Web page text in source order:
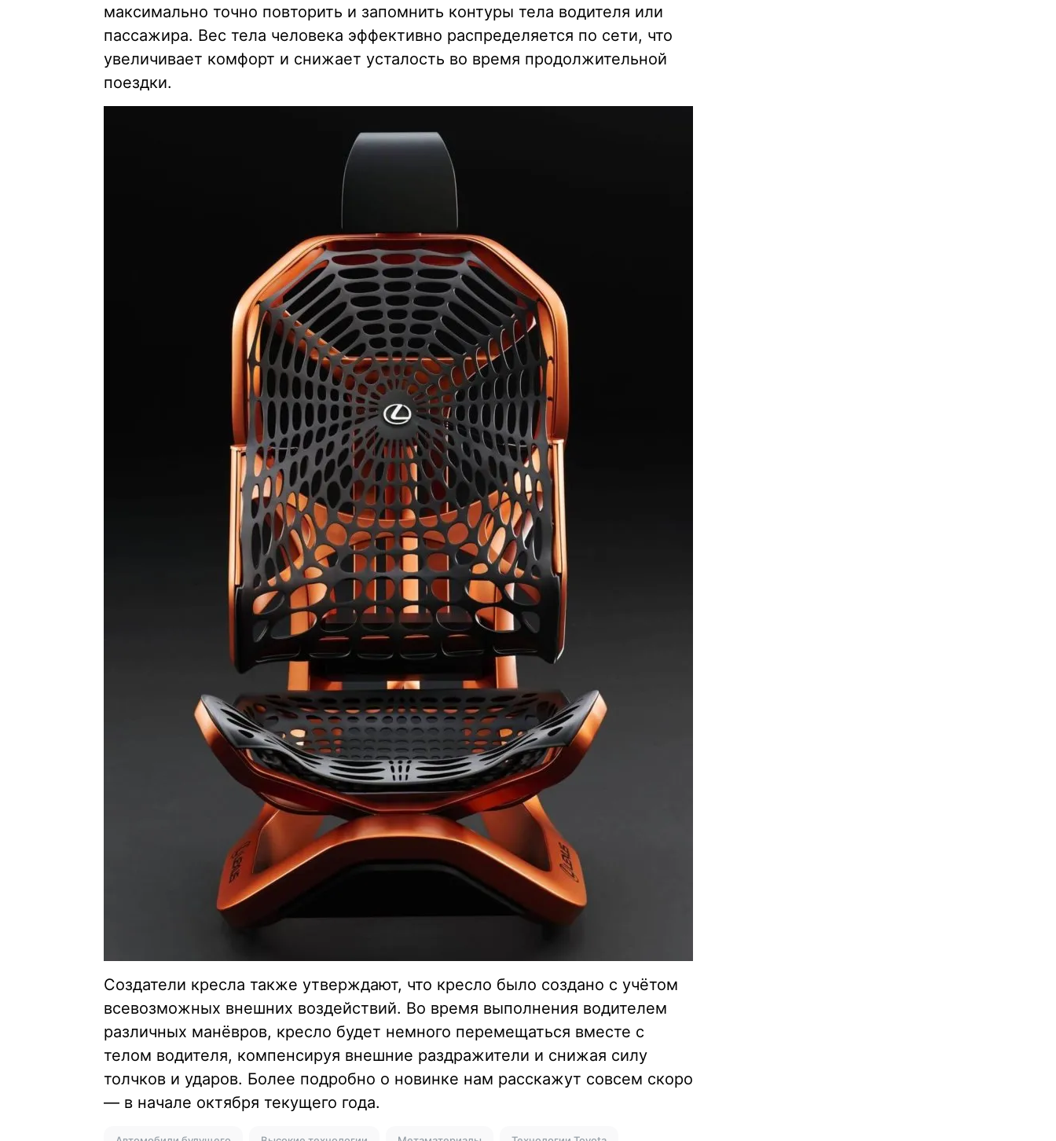
максимально точно повторить и запомнить контуры тела водителя или
пассажира. Вес тела человека эффективно распределяется по сети, что
увеличивает комфорт и снижает усталость во время продолжительной
поездки.
Создатели кресла также утверждают, что кресло было создано с учётом
всевозможных внешних воздействий. Во время выполнения водителем
различных манёвров, кресло будет немного перемещаться вместе с
телом водителя, компенсируя внешние раздражители и снижая силу
толчков и ударов. Более подробно о новинке нам расскажут совсем скоро
— в начале октября текущего года.